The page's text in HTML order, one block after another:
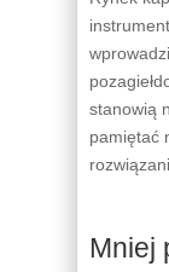
stanowią
pamiętać
Mniej